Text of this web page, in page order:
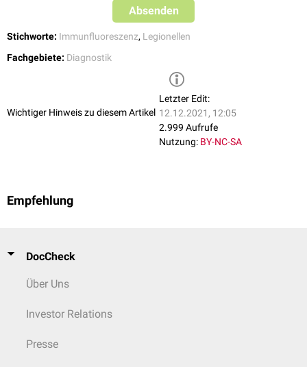
IgA-Titer (bzw. typische klinische Symptomatik)
V.a. frische Infektion
Absenden
Stichworte: Immunfluoreszenz, Legionellen
Fachgebiete: Diagnostik
Wichtiger Hinweis zu diesem Artikel
Letzter Edit:
12.12.2021, 12:05
2.999 Aufrufe
Nutzung: BY-NC-SA
Empfehlung
DocCheck
Über Uns
Investor Relations
Presse